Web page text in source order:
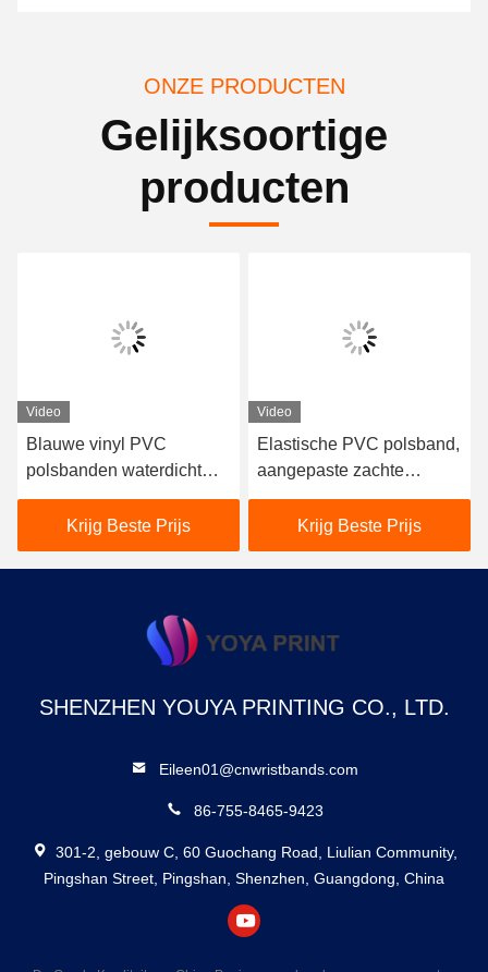
ONZE PRODUCTEN
Gelijksoortige
producten
Video
Blauwe vinyl PVC
polsbanden waterdicht
voor watersport en
sportevenementen
Krijg Beste Prijs
Video
Elastische PVC polsband,
aangepaste zachte
gedrukte vinyl polsband.
Krijg Beste Prijs
SHENZHEN YOUYA PRINTING CO., LTD.
Eileen01@cnwristbands.com
86-755-8465-9423
301-2, gebouw C, 60 Guochang Road, Liulian Community,
Pingshan Street, Pingshan, Shenzhen, Guangdong, China